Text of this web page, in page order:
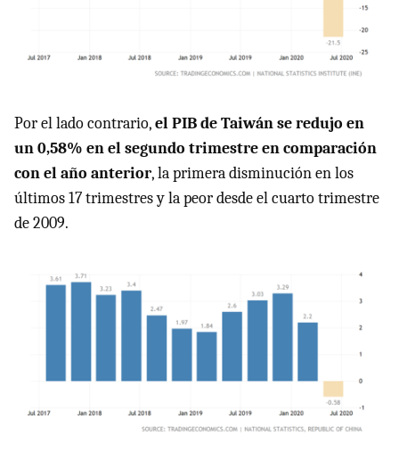
Por el lado contrario,el PIB de Taiwán se redujo en
un 0,58% en el segundo trimestre en comparación
con el año anterior, la primera disminución en los
últimos 17 trimestres y la peor desde el cuarto trimestre
de 2009.